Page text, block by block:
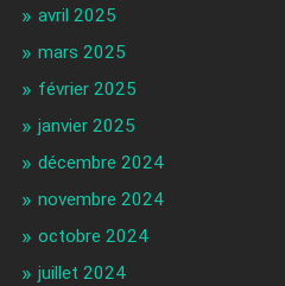
avril 2025
mars 2025
février 2025
janvier 2025
décembre 2024
novembre 2024
octobre 2024
juillet 2024